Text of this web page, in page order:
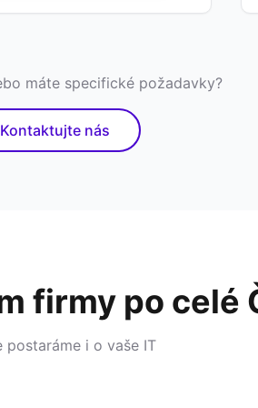
máte specifické požadavky?
Kontaktujte nás
firmy po celé
postaráme i o vaše IT